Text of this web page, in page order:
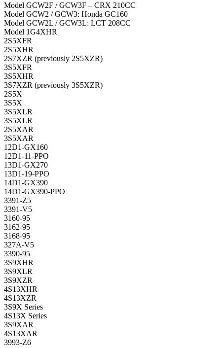
Model GCW2F / GCW3F – CRX 210CC
Model GCW2 / GCW3: Honda GC160
Model GCW2L / GCW3L: LCT 208CC
Model 1G4XHR
2S5XFR
2S5XHR
2S7XZR (previously 2S5XZR)
3S5XFR
3S5XHR
3S7XZR (previously 3S5XZR)
2S5X
3S5X
3S5XLR
3S5XLR
2S5XAR
3S5XAR
12D1-GX160
12D1-11-PPO
13D1-GX270
13D1-19-PPO
14D1-GX390
14D1-GX390-PPO
3391-Z5
3391-V5
3160-95
3162-95
3168-95
327A-V5
3390-95
3S9XHR
3S9XLR
3S9XZR
4S13XHR
4S13XZR
3S9X Series
4S13X Series
3S9XAR
4S13XAR
3993-Z6